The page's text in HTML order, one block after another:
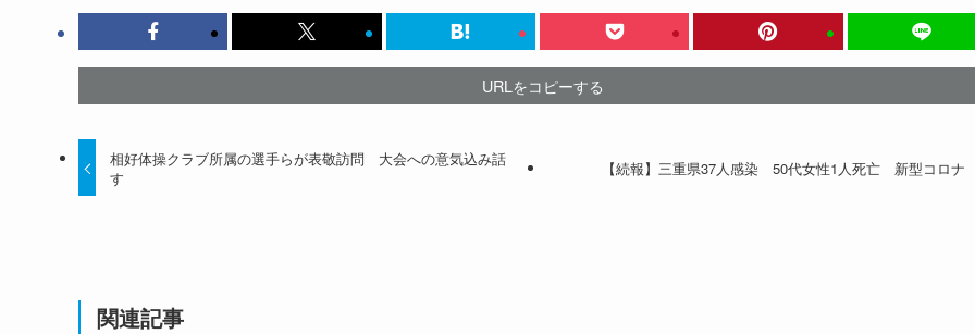
URLをコピーする
相好体操クラブ所属の選手らが表敬訪問 大会への意気込み話
す
【続報】三重県37人感染 50代女性1人死亡 新型コロナ
関連記事